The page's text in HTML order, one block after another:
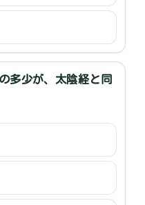
多少が、太陰経と同